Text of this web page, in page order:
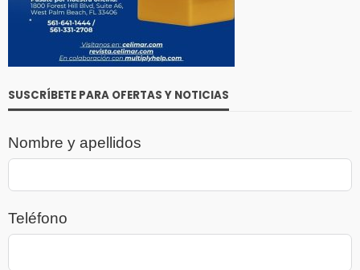
SUSCRÍBETE PARA OFERTAS Y NOTICIAS
Nombre y apellidos
Teléfono